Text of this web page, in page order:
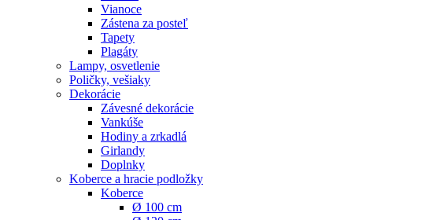
Vianoce
Zástena za posteľ
Tapety
Plagáty
Lampy, osvetlenie
Poličky, vešiaky
Dekorácie
Závesné dekorácie
Vankúše
Hodiny a zrkadlá
Girlandy
Doplnky
Koberce a hracie podložky
Koberce
Ø 100 cm